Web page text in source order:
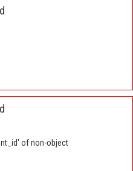
of non-object